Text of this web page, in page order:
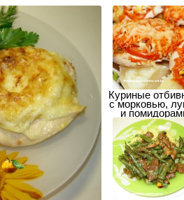
Куриные
с морковью,
и